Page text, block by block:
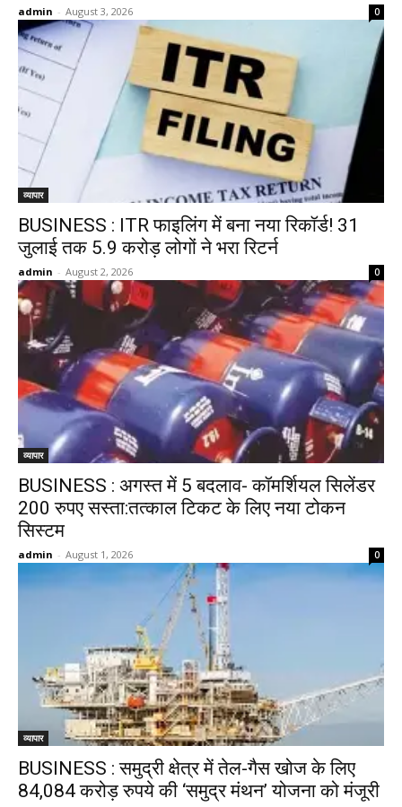
admin - August 3, 2026 0
व्यापार
BUSINESS : ITR फाइलिंग में बना नया रिकॉर्ड! 31
जुलाई तक 5.9 करोड़ लोगों ने भरा रिटर्न
admin - August 2, 2026 0
व्यापार
BUSINESS : अगस्त में 5 बदलाव- कॉमर्शियल सिलेंडर
200 रुपए सस्ता:तत्काल टिकट के लिए नया टोकन
सिस्टम
admin - August 1, 2026 0
व्यापार
BUSINESS : समुद्री क्षेत्र में तेल-गैस खोज के लिए
84,084 करोड़ रुपये की ‘समुद्र मंथन’ योजना को मंजूरी